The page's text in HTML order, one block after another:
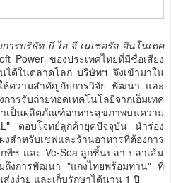
ารบริษัท บี ไอ จี เนเชอรัล อินโนเทค
Power ของประเทศไทยที่มีชื่อเสียง
ด้ในตลาดโลก บริษัทฯ จึงเข้ามาใน
ห้ความสำคัญกับการวิจัย พัฒนา และ
บถ่ายทอดเทคโนโลยีจากเอ็มเทค
ป็นผลิตภัณฑ์อาหารสุขภาพบนความ
ตอบโจทย์ลูกค้ายุคปัจจุบัน นำร่อง
สำหรับเชฟและร้านอาหารที่ต้องการ
พืช และ Ve-Sea ลูกชิ้นปลา ปลาเส้น
งการพัฒนา "แกงไทยพร้อมทาน" ที่
งง่าย และเก็บรักษาได้นาน 1 ปี